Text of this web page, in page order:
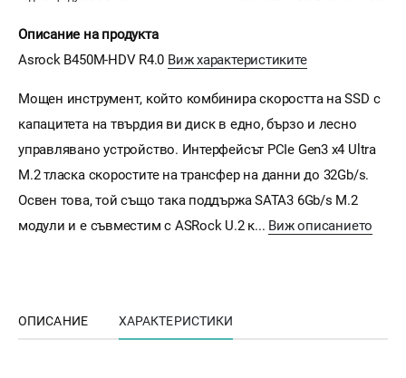
Описание на продукта
Asrock B450M-HDV R4.0 Виж характеристиките
Мощен инструмент, който комбинира скоростта на SSD с
капацитета на твърдия ви диск в едно, бързо и лесно
управлявано устройство. Интерфейсът PCIe Gen3 x4 Ultra
M.2 тласка скоростите на трансфер на данни до 32Gb/s.
Освен това, той също така поддържа SATA3 6Gb/s M.2
модули и е съвместим с ASRock U.2 к... Виж описанието
ОПИСАНИЕ ХАРАКТЕРИСТИКИ